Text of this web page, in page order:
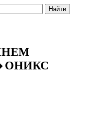
Найти
ОНИКС